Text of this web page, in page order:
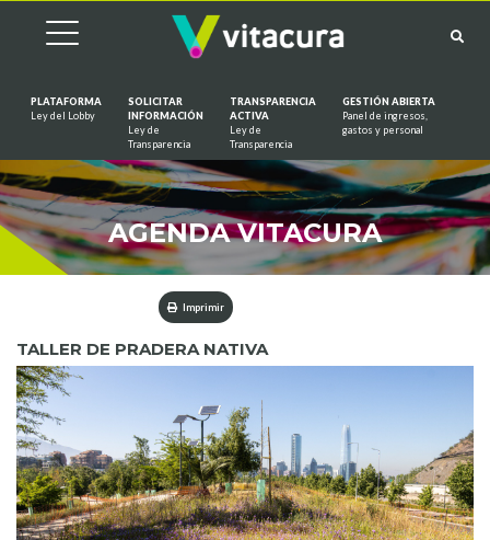
PLATAFORMA
Ley del Lobby
SOLICITAR
INFORMACIÓN
Ley de
Transparencia
TRANSPARENCIA
ACTIVA
Ley de
Transparencia
GESTIÓN ABIERTA
Panel de ingresos,
gastos y personal
AGENDA VITACURA
Imprimir
TALLER DE PRADERA NATIVA